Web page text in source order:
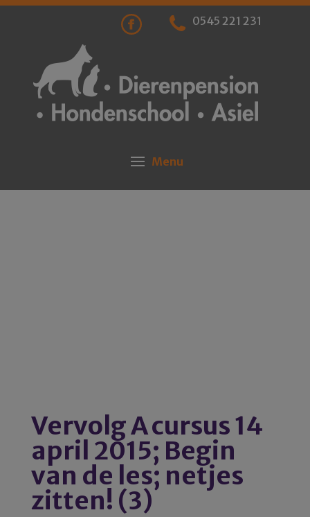
0545 221 231
Vervolg A cursus 14
april 2015; Begin
van de les; netjes
zitten! (3)